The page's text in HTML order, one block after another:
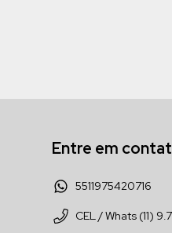
Entre em
5511975420716
CEL / Whats (11)